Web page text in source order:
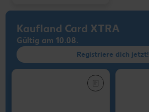
Kaufland Card XTRA
Gültig am 10.08.
Registriere dich jetzt!